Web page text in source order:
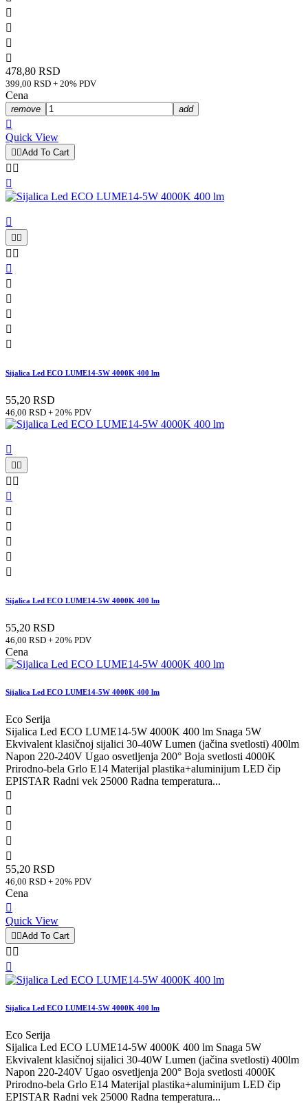




478,80 RSD
399,00 RSD + 20% PDV
Cena
remove add

Quick View
 Add To Cart
 


 
 






Sijalica Led ECO LUME14-5W 4000K 400 lm
55,20 RSD
46,00 RSD + 20% PDV

 
 






Sijalica Led ECO LUME14-5W 4000K 400 lm
55,20 RSD
46,00 RSD + 20% PDV
Cena
Sijalica Led ECO LUME14-5W 4000K 400 lm
Eco Serija
Sijalica Led ECO LUME14-5W 4000K 400 lm Snaga 5W
Ekvivalent klasičnoj sijalici 30-40W Lumen (jačina svetlosti) 400lm
Napon 220-240V Ugao osvetljenja 200° Boja svetlosti 4000K
Prirodno-bela Grlo E14 Materijal plastika+aluminijum LED čip
EPISTAR Radni vek 25000 Radna temperatura...





55,20 RSD
46,00 RSD + 20% PDV
Cena

Quick View
 Add To Cart
 

Sijalica Led ECO LUME14-5W 4000K 400 lm
Eco Serija
Sijalica Led ECO LUME14-5W 4000K 400 lm Snaga 5W
Ekvivalent klasičnoj sijalici 30-40W Lumen (jačina svetlosti) 400lm
Napon 220-240V Ugao osvetljenja 200° Boja svetlosti 4000K
Prirodno-bela Grlo E14 Materijal plastika+aluminijum LED čip
EPISTAR Radni vek 25000 Radna temperatura...